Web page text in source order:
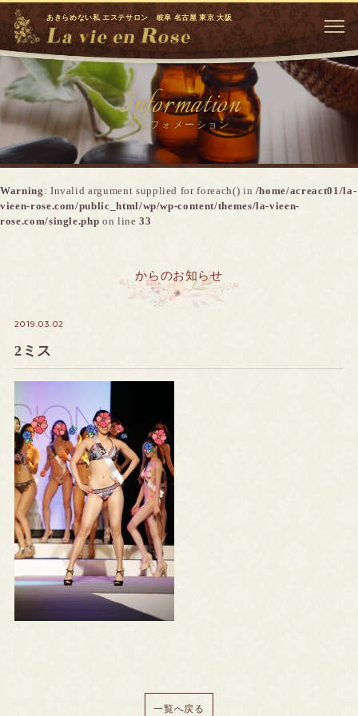
あきらめない私 エステサロン 岐阜 名古屋 東京 大阪
Information
インフォメーション
Warning : Invalid argument supplied for foreach() in /home/acreact01/la-
vieen-rose.com/public_html/wp/wp-content/themes/la-vieen-
rose.com/single.php on line33
からのお知らせ
2019.03.02
2ミス
一覧へ戻る